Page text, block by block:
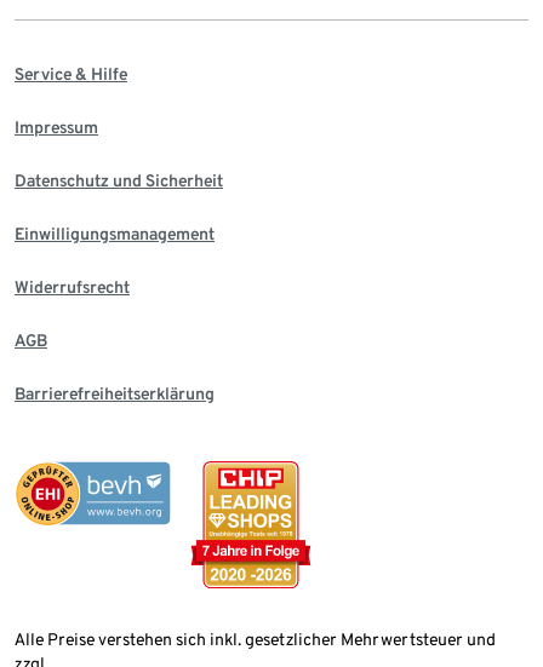
Service & Hilfe
Impressum
Datenschutz und Sicherheit
Einwilligungsmanagement
Widerrufsrecht
AGB
Barrierefreiheitserklärung
Alle Preise verstehen sich inkl. gesetzlicher Mehrwertsteuer und